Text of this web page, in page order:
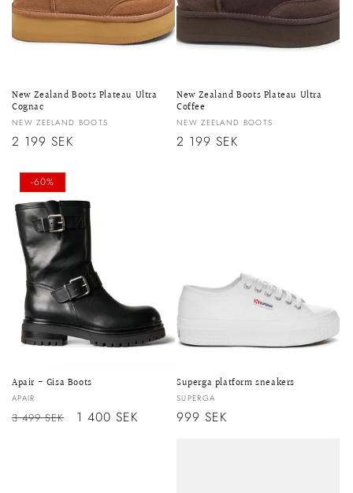
New Zealand Boots Plateau Ultra
Cognac
Säljare:
NEW ZEELAND BOOTS
Ordinarie
2 199 SEK
New Zealand Boots Plateau Ultra
Coffee
Säljare:
NEW ZEELAND BOOTS
Ordinarie
2 199 SEK
-60%
Apair - Gisa Boots
Säljare:
APAIR
Ordinarie
3 499 SEK Försäljningspris
1 400 SEK
Superga platform sneakers
Säljare:
SUPERGA
Ordinarie
999 SEK